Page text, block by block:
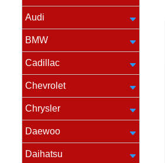
Audi
BMW
Cadillac
Chevrolet
Chrysler
Daewoo
Daihatsu